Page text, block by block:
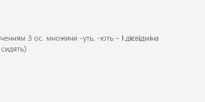
3 ос. множини -уть, -ють – І дієвідміна